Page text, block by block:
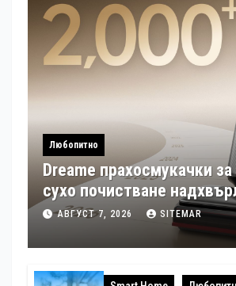
Любопитно
Dreame прахосмукачки
сухо почистване
патентни заявки в
АВГУСТ 7, 2026 SITEMAR